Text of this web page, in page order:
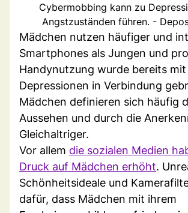
Cybermobbing kann zu
Angstzuständen führen. -
Mädchen nutzen häufiger und
Smartphones als Jungen und
Handynutzung wurde bereits mit
Depressionen in Verbindung
Mädchen definieren sich häufig
Aussehen und durch die
Gleichaltriger.
Vor allem die sozialen Medien
Druck auf Mädchen erhöht.
Schönheitsideale und
dafür, dass Mädchen mit ihrem